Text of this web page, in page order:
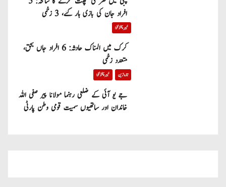
افراد جان کی بازی ہار گئے، 3 زخمی
خیبر پختونخوا
کرک میں المناک حادثہ: 6 افراد جاں بحق،
متعدد زخمی
تازہ ترین خیبر پختونخوا
جے یو آئی کے ضلعی رہنما مولانا پیر صفی اللہ
خاندان اور ساتھیوں سمیت قومی وطن پارٹی